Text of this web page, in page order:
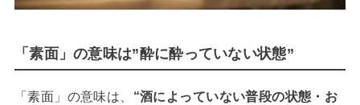
「素面」の意味は”酔に酔っていない状態”
「素面」の意味は、 “酒によっていない普段の状態・お